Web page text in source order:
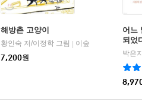
해방촌 고양이
황인숙 저/이정학 그림 | 이숲
7,200원
어느
되었
박은